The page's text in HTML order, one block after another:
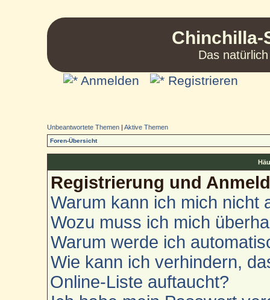
Chinchilla-
Das
Anmelden Registrieren
Unbeantwortete Themen |Aktive Themen
Foren-Übersicht
Registrierung und
Warum kann ich mich nicht
Wozu muss ich mich
Warum werde ich
Wie kann ich verhindern,
Online-Liste auftaucht?